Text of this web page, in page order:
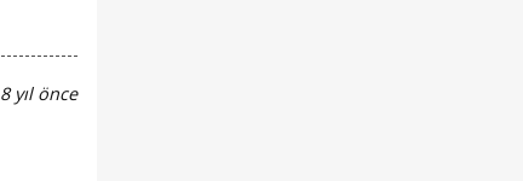
8 yıl önce